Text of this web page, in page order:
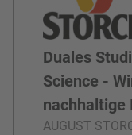
Duales
Science -
nachhaltige
AUGUST